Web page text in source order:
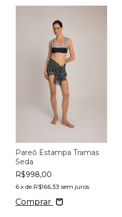
Pareô Estampa Tramas
Seda
R$998,00
6 x de R$166,33 sem juros
Comprar